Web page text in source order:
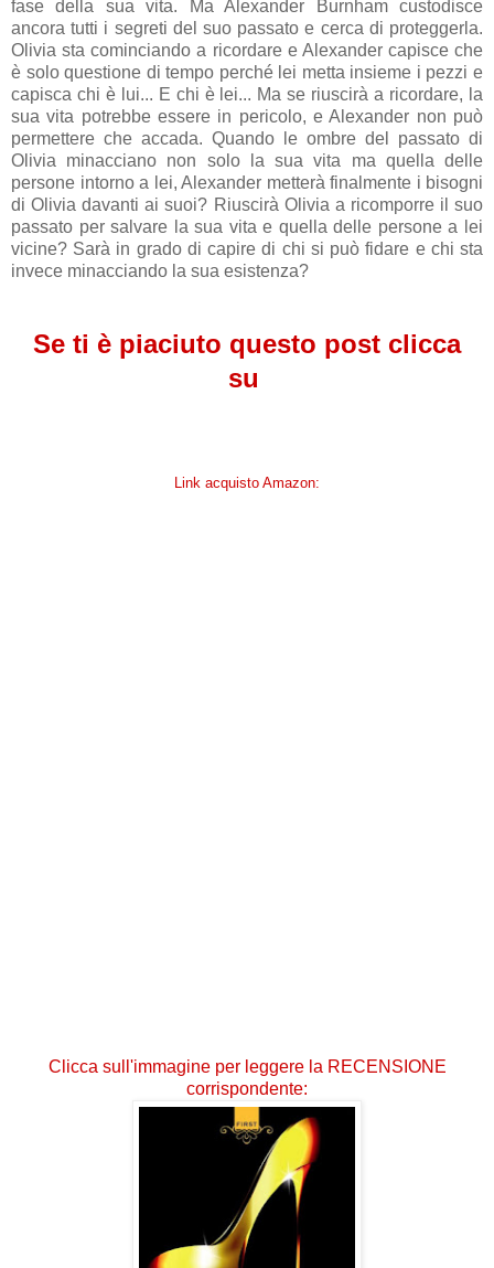
fase della sua vita. Ma Alexander Burnham custodisce
ancora tutti i segreti del suo passato e cerca di proteggerla.
Olivia sta cominciando a ricordare e Alexander capisce che
è solo questione di tempo perché lei metta insieme i pezzi e
capisca chi è lui... E chi è lei... Ma se riuscirà a ricordare, la
sua vita potrebbe essere in pericolo, e Alexander non può
permettere che accada. Quando le ombre del passato di
Olivia minacciano non solo la sua vita ma quella delle
persone intorno a lei, Alexander metterà finalmente i bisogni
di Olivia davanti ai suoi? Riuscirà Olivia a ricomporre il suo
passato per salvare la sua vita e quella delle persone a lei
vicine? Sarà in grado di capire di chi si può fidare e chi sta
invece minacciando la sua esistenza?
Se ti è piaciuto questo post clicca
su
Link acquisto Amazon:
Clicca sull'immagine per leggere la RECENSIONE
corrispondente: